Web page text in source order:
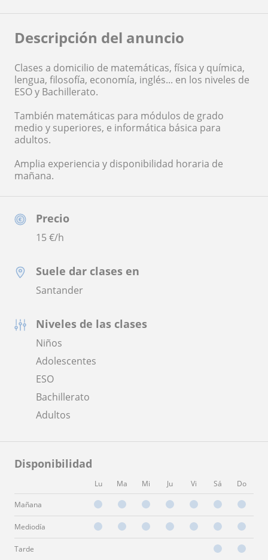
Precio
15€/h
Suele dar clases en
Santander
Niveles de las clases
Niños
Adolescentes
ESO
Bachillerato
Adultos
Disponibilidad
Lu Ma Mi Ju Vi Sá Do
Mañana
Mediodía
Tarde
Descripción del anuncio
Clases a domicilio de matemáticas, física y química,
lengua, filosofía, economía, inglés... en los niveles de
ESO y Bachillerato.
También matemáticas para módulos de grado
medio y superiores, e informática básica para
adultos.
Amplia experiencia y disponibilidad horaria de
mañana.